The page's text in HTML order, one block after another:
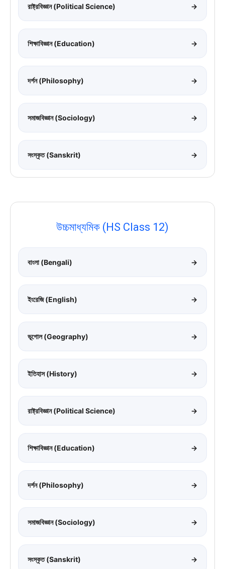
রাষ্ট্রবিজ্ঞান (Political Science) →
শিক্ষাবিজ্ঞান (Education) →
দর্শন (Philosophy) →
সমাজবিজ্ঞান (Sociology) →
সংস্কৃত (Sanskrit) →
উচ্চমাধ্যমিক (HS Class 12)
বাংলা (Bengali) →
ইংরেজি (English) →
ভূগোল (Geography) →
ইতিহাস (History) →
রাষ্ট্রবিজ্ঞান (Political Science) →
শিক্ষাবিজ্ঞান (Education) →
দর্শন (Philosophy) →
সমাজবিজ্ঞান (Sociology) →
সংস্কৃত (Sanskrit) →